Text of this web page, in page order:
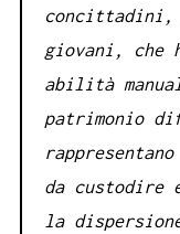
giovani, che
abilità
patrimonio
da custodire
la